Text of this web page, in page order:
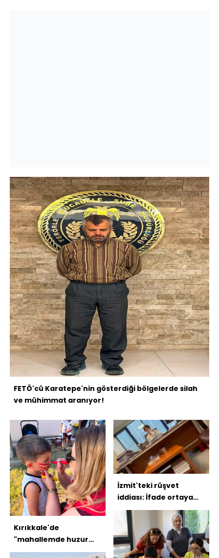
FETÖ'cü Karatepe'nin gösterdiği bölgelerde silah
ve mühimmat aranıyor!
Kırıkkale'de
"mahallemde huzur
var" etkinliği
İzmit'teki rüşvet
iddiası: İfade ortaya
çıktı